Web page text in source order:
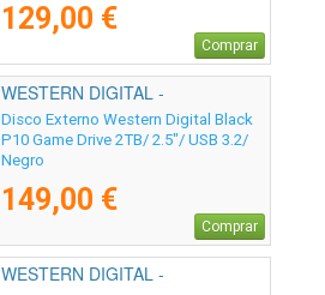
129,00 €
Comprar
WESTERN DIGITAL -
WDBA2W0020BBK-WES1
Disco Externo Western Digital Black
P10 Game Drive 2TB/ 2.5"/ USB 3.2/
Negro
149,00 €
Comprar
WESTERN DIGITAL -